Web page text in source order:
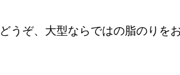
どうぞ、大型ならではの脂のりを